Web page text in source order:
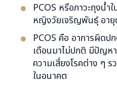
PCOS หรือภาวะถุงน้ำ
หญิงวัยเจริญพันธุ์ อา
PCOS คือ อาการผิดป
เดือนมาไม่ปกติ มีปัญห
ความเสี่ยงโรคต่าง ๆ
ในอนาคต